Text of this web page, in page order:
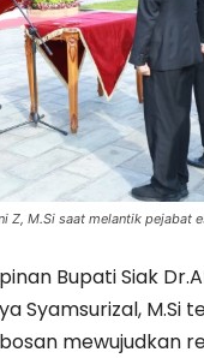
Z, M.Si saat melantik pejabat
Bupati Siak
Syamsurizal, M.Si
mewujudkan